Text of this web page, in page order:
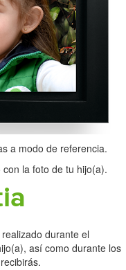
a modo de referencia.
la foto de tu hijo(a).
durante el
así como durante los